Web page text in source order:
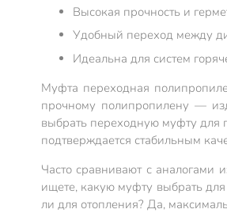
Высокая прочность и
Удобный переход между
Идеальна для систем
Муфта переходная
прочному полипропилену —
выбрать переходную муфту для
подтверждается стабильным
Часто сравнивают с
ищете, какую муфту выбрать
ли для отопления? Да,